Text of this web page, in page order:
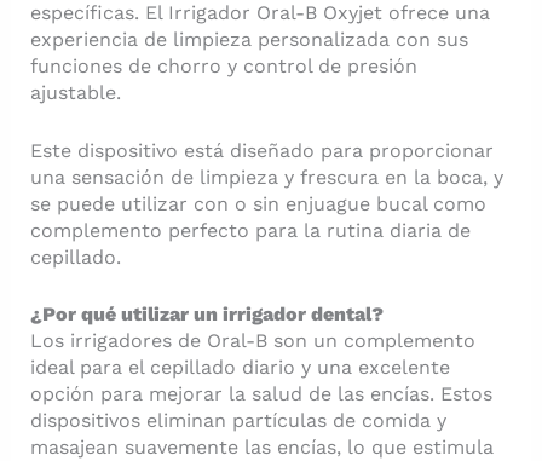
específicas. El Irrigador Oral-B Oxyjet ofrece una
experiencia de limpieza personalizada con sus
funciones de chorro y control de presión
ajustable.
Este dispositivo está diseñado para proporcionar
una sensación de limpieza y frescura en la boca, y
se puede utilizar con o sin enjuague bucal como
complemento perfecto para la rutina diaria de
cepillado.
¿Por qué utilizar un irrigador dental?
Los irrigadores de Oral-B son un complemento
ideal para el cepillado diario y una excelente
opción para mejorar la salud de las encías. Estos
dispositivos eliminan partículas de comida y
masajean suavemente las encías, lo que estimula